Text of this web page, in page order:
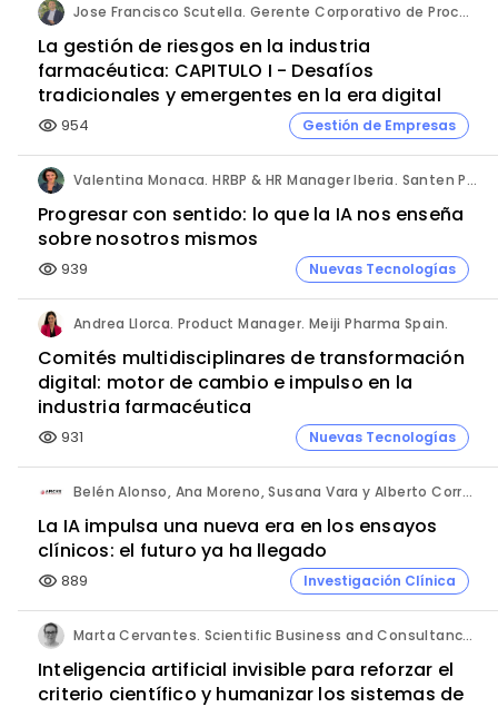
Jose Francisco Scutella. Gerente Corporativo de Procesos & Control Interno. Adium Pharma.
La gestión de riesgos en la industria
farmacéutica: CAPITULO I - Desafíos
tradicionales y emergentes en la era digital
visibility 954 Gestión de Empresas
Valentina Monaca. HRBP & HR Manager Iberia. Santen Pharmaceutical.
Progresar con sentido: lo que la IA nos enseña
sobre nosotros mismos
visibility 939 Nuevas Tecnologías
Andrea Llorca. Product Manager. Meiji Pharma Spain.
Comités multidisciplinares de transformación
digital: motor de cambio e impulso en la
industria farmacéutica
visibility 931 Nuevas Tecnologías
Belén Alonso, Ana Moreno, Susana Vara y Alberto Corral. Apices.
La IA impulsa una nueva era en los ensayos
clínicos: el futuro ya ha llegado
visibility 889 Investigación Clínica
Marta Cervantes. Scientific Business and Consultancy. Punta Alta.
Inteligencia artificial invisible para reforzar el
criterio científico y humanizar los sistemas de